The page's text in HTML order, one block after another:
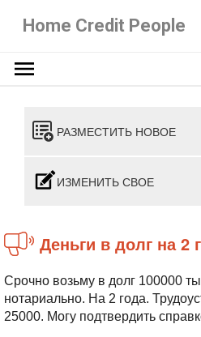
Home Credit People
РАЗМЕСТИТЬ НОВОЕ
ИЗМЕНИТЬ СВОЕ
Деньги в долг на
Срочно возьму в долг 100000
нотариально. На 2 года.
25000. Могу подтвердить